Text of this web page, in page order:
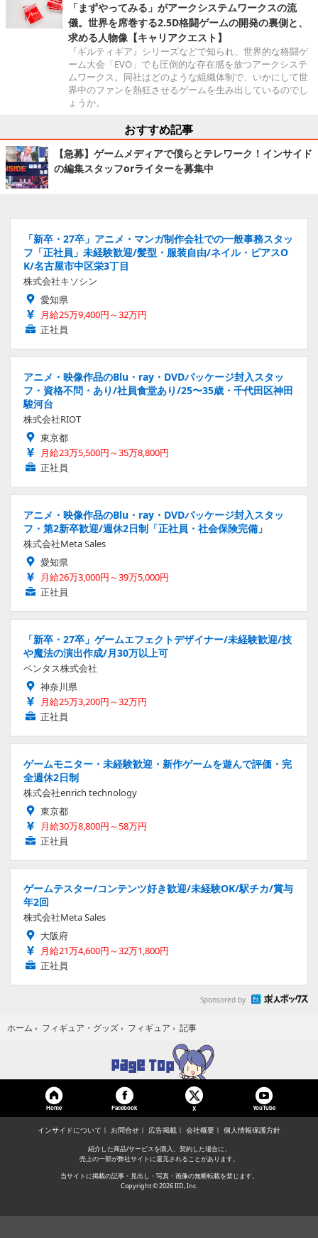
「まずやってみる」がアークシステムワークスの流
儀。世界を席巻する2.5D格闘ゲームの開発の裏側と、
求める人物像【キャリアクエスト】
『ギルティギア』シリーズなどで知られ、世界的な格闘ゲ
ーム大会「EVO」でも圧倒的な存在感を放つアークシステ
ムワークス。同社はどのような組織体制で、いかにして世
界中のファンを熱狂させるゲームを生み出しているのでし
ょうか。
おすすめ記事
【急募】ゲームメディアで僕らとテレワーク！インサイド
の編集スタッフorライターを募集中
「新卒・27卒」アニメ・マンガ制作会社での一般事務スタッ
フ「正社員」未経験歓迎/髪型・服装自由/ネイル・ピアスO
K/名古屋市中区栄3丁目
株式会社キソシン
愛知県
月給25万9,400円～32万円
正社員
アニメ・映像作品のBlu・ray・DVDパッケージ封入スタッ
フ・資格不問・あり/社員食堂あり/25〜35歳・千代田区神田
駿河台
株式会社RIOT
東京都
月給23万5,500円～35万8,800円
正社員
アニメ・映像作品のBlu・ray・DVDパッケージ封入スタッ
フ・第2新卒歓迎/週休2日制「正社員・社会保険完備」
株式会社Meta Sales
愛知県
月給26万3,000円～39万5,000円
正社員
「新卒・27卒」ゲームエフェクトデザイナー/未経験歓迎/技
や魔法の演出作成/月30万以上可
ベンタス株式会社
神奈川県
月給25万3,200円～32万円
正社員
ゲームモニター・未経験歓迎・新作ゲームを遊んで評価・完
全週休2日制
株式会社enrich technology
東京都
月給30万8,800円～58万円
正社員
ゲームテスター/コンテンツ好き歓迎/未経験OK/駅チカ/賞与
年2回
株式会社Meta Sales
大阪府
月給21万4,600円～32万1,800円
正社員
Sponsored by
ホーム › フィギュア・グッズ › フィギュア › 記事
Home Facebook X YouTube
インサイドについて お問合せ 広告掲載 会社概要 個人情報保護方針
紹介した商品/サービスを購入、契約した場合に、
売上の一部が弊社サイトに還元されることがあります。
当サイトに掲載の記事・見出し・写真・画像の無断転載を禁じます。
Copyright © 2026 IID, Inc.